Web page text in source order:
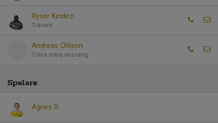
Ryser Kindezi
Tränare
Andreas Ohlson
Träna mera ansvarig
Spelare
Agnes R.